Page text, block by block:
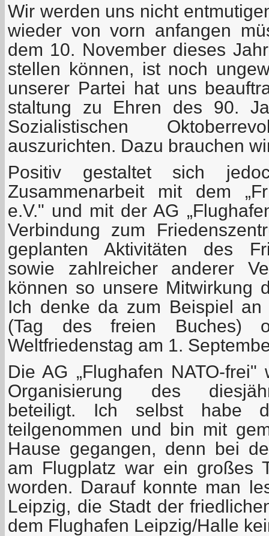
Wir werden uns nicht
wieder von vorn anfangen
dem 10. November dieses
stellen können, ist noch
unserer Partei hat uns
staltung zu Ehren des 90.
Sozialistischen
auszurichten. Dazu brauchen
Positiv gestaltet sich
Zusammenarbeit mit dem
e.V." und mit der AG
Verbindung zum
geplanten Aktivitäten des
sowie zahlreicher anderer
können so unsere Mitwirkung
Ich denke da zum Beispiel
(Tag des freien Buches)
Weltfriedenstag am 1.
Die AG „Flughafen NATO-
Organisierung des
beteiligt. Ich selbst habe
teilgenommen und bin mit
Hause gegangen, denn bei
am Flugplatz war ein großes
worden. Darauf konnte man
Leipzig, die Stadt der
dem Flughafen Leipzig/Halle